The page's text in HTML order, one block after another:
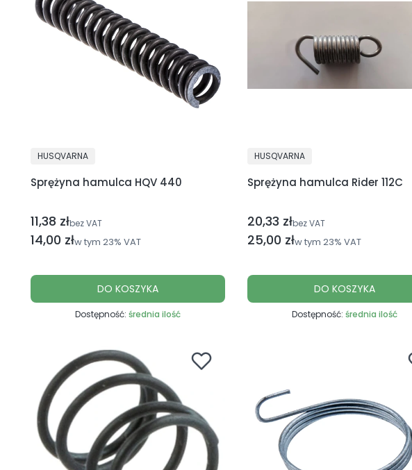
Sprężyna hamulca HQV 440
PRODUCENT
HUSQVARNA
Cena brutto
14,00 złw tym 23% VAT
Cena netto
11,38 złbez VAT
DO KOSZYKA
Dostępność: średnia ilość
Sprężyna hamulca Rider 112C
PRODUCENT
HUSQVARNA
Cena brutto
25,00 złw tym 23% VAT
Cena netto
20,33 złbez VAT
DO KOSZYKA
Dostępność: średnia ilość